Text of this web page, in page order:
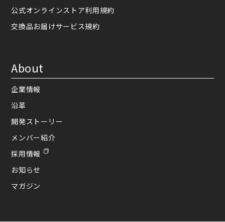
公式オンラインストア利用規約
交換品お届けサービス規約
About
企業情報
沿革
開発ストーリー
メンバー紹介
採用情報
お知らせ
マガジン